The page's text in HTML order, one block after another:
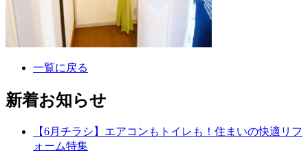
一覧に戻る
新着お知らせ
【6月チラシ】エアコンもトイレも！住まいの快適リフ
ォーム特集